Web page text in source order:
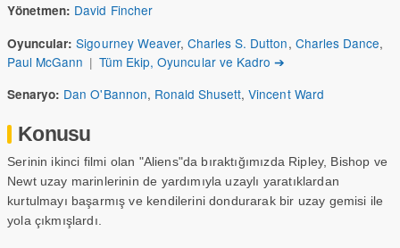
Yönetmen: David Fincher
Oyuncular: Sigourney Weaver, Charles S. Dutton, Charles Dance,
Paul McGann | Tüm Ekip, Oyuncular ve Kadro ➔
Senaryo: Dan O'Bannon, Ronald Shusett,Vincent Ward
Konusu
Serinin ikinci filmi olan "Aliens"da bıraktığımızda Ripley, Bishop ve
Newt uzay marinlerinin de yardımıyla uzaylı yaratıklardan
kurtulmayı başarmış ve kendilerini dondurarak bir uzay gemisi ile
yola çıkmışlardı.